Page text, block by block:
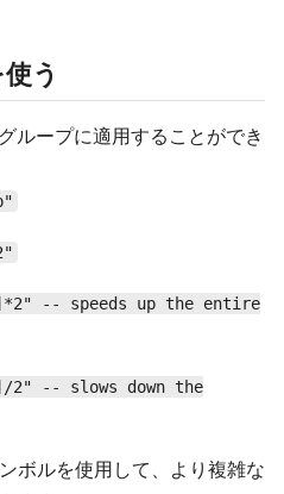
う
ループに適用することができ
-- speeds up the entire
2" -- slows down the
ボルを使用して、より複雑な